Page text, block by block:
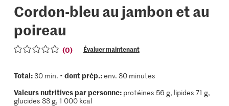
Cordon-bleu au jambon et au
poireau
(0) Évaluer maintenant
Total:30 min. • dont prép.:env. 30 minutes
Valeurs nutritives par personne:protéines 56 g, lipides 71 g,
glucides 33 g, 1 000 kcal